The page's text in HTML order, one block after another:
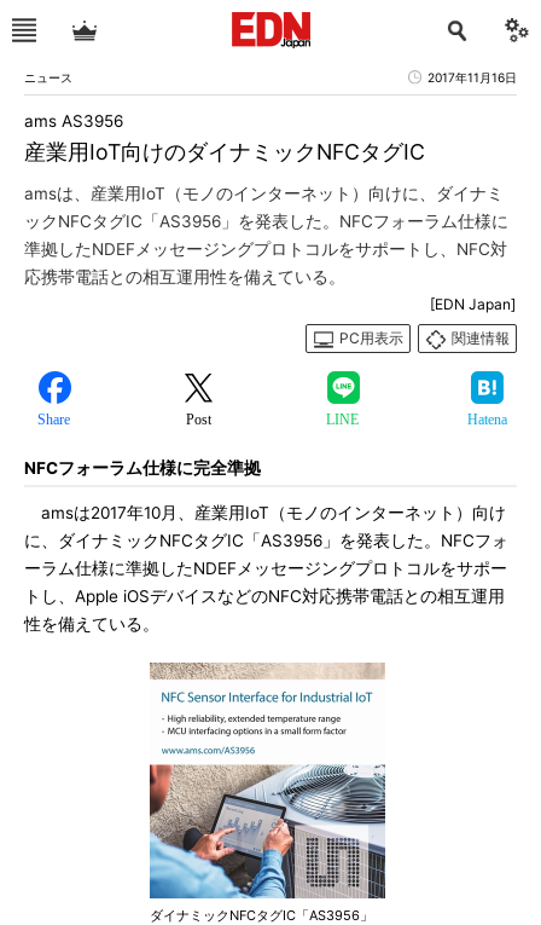
ニュース 2017年11月16日
産業用IoT向けのダイナミックNFCタグIC
ams AS3956
amsは、産業用IoT（モノのインターネット）向けに、ダイナミ
ックNFCタグIC「AS3956」を発表した。NFCフォーラム仕様に
準拠したNDEFメッセージングプロトコルをサポートし、NFC対
応携帯電話との相互運用性を備えている。
[EDN Japan]
PC用表示
関連情報
Share Post LINE Hatena
NFCフォーラム仕様に完全準拠
amsは2017年10月、産業用IoT（モノのインターネット）向け
に、ダイナミックNFCタグIC「AS3956」を発表した。NFCフォ
ーラム仕様に準拠したNDEFメッセージングプロトコルをサポー
トし、Apple iOSデバイスなどのNFC対応携帯電話との相互運用
性を備えている。
ダイナミックNFCタグIC「AS3956」